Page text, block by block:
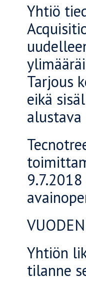
Yhtiö
Tarjous
eikä
Yhtiön
tilanne